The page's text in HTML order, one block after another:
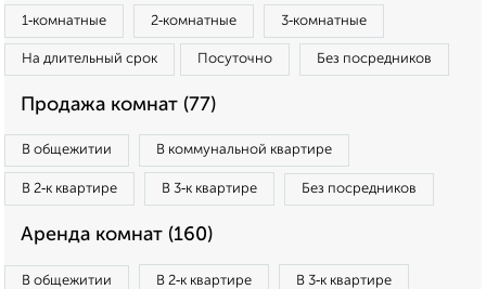
1‑комнатные 2‑комнатные 3‑комнатные
На длительный срок Посуточно Без посредников
Продажа комнат (77)
В общежитии В коммунальной квартире
В 2‑к квартире В 3‑к квартире Без посредников
Аренда комнат (160)
В общежитии В 2‑к квартире В 3‑к квартире